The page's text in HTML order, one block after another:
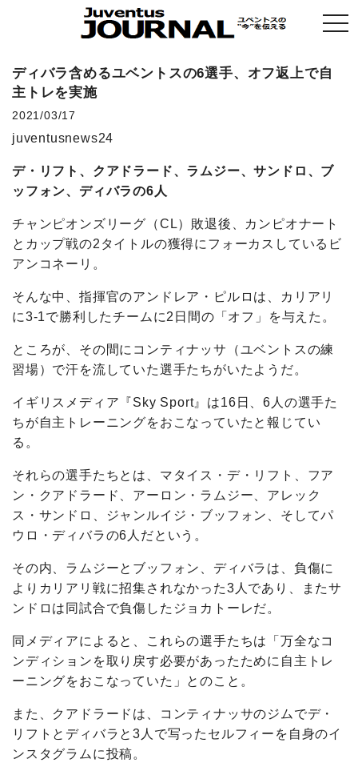
ディバラ含めるユベントスの6選手、オフ返上で自
主トレを実施
2021/03/17
juventusnews24
デ・リフト、クアドラード、ラムジー、サンドロ、ブ
ッフォン、ディバラの6人
チャンピオンズリーグ（CL）敗退後、カンピオナート
とカップ戦の2タイトルの獲得にフォーカスしているビ
アンコネーリ。
そんな中、指揮官のアンドレア・ピルロは、カリアリ
に3-1で勝利したチームに2日間の「オフ」を与えた。
ところが、その間にコンティナッサ（ユベントスの練
習場）で汗を流していた選手たちがいたようだ。
イギリスメディア『Sky Sport』は16日、6人の選手た
ちが自主トレーニングをおこなっていたと報じてい
る。
それらの選手たちとは、マタイス・デ・リフト、フア
ン・クアドラード、アーロン・ラムジー、アレック
ス・サンドロ、ジャンルイジ・ブッフォン、そしてパ
ウロ・ディバラの6人だという。
その内、ラムジーとブッフォン、ディバラは、負傷に
よりカリアリ戦に招集されなかった3人であり、またサ
ンドロは同試合で負傷したジョカトーレだ。
同メディアによると、これらの選手たちは「 万全なコ
ンディションを取り戻す必要があったために自主トレ
ーニングをおこなっていた」とのこと。
また、クアドラードは、コンティナッサのジムでデ・
リフトとディバラと3人で写ったセルフィーを自身のイ
ンスタグラムに投稿。